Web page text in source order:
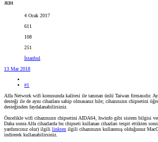
JEDI
4 Ocak 2017
611
108
251
İstanbul
13 Mar 2018
#1
Alfa Network wifi konusunda kalitesi ile tanınan ünlü Taiwan firmasıdır.
desteği ile de aynı cihazlara sahip olmasanız bile; cihazınızın chipsetini
desteğinden faydalanabilirsiniz.
Öncelikle wifi cihazınızın chipsetini AIDA64, hwinfo gibi sistem bilgisi
Daha sonra Alfa cihazlarda bu chipseti kullanan cihazları tespit ettikten
yardımcınız olur) ilgili linkten ilgili cihazınızın kullanmış olduğunuz
indirerek kullanabilirsiniz.